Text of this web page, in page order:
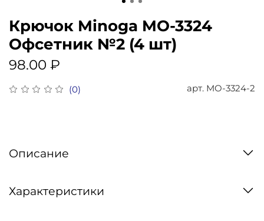
(0) арт. MO-3324-2
Крючок Minoga MO-3324
Офсетник №2 (4 шт)
98.00 ₽
Описание
Характеристики